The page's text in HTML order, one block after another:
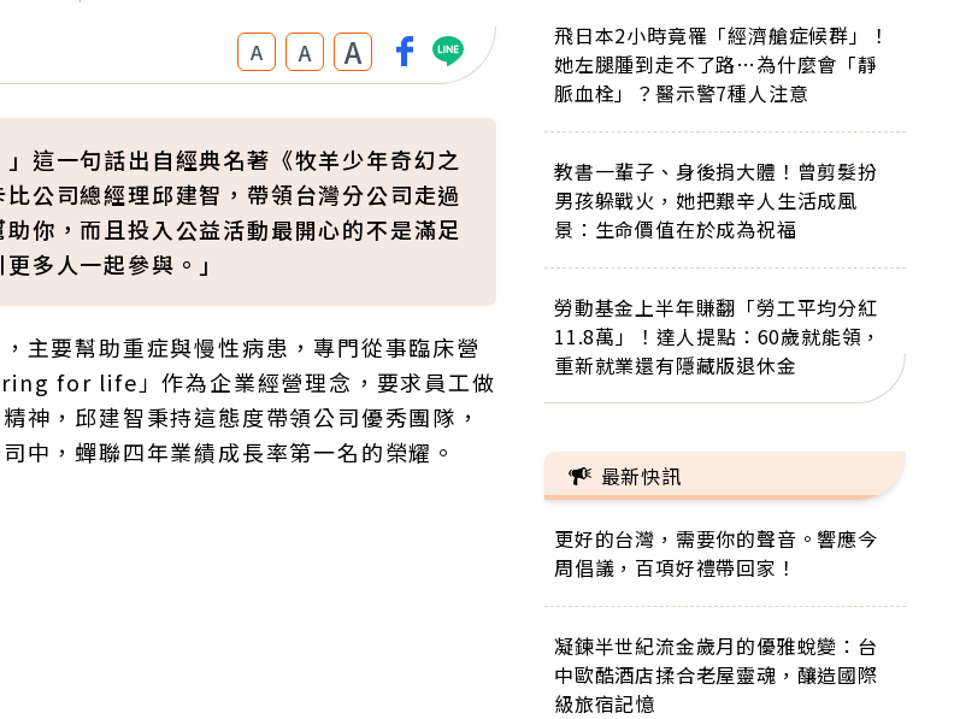
A A A
這一句話出自經典名著《牧羊少年奇幻之
公司總經理邱建智，帶領台灣分公司走過
你，而且投入公益活動最開心的不是滿足
多人一起參與。」
主要幫助重症與慢性病患，專門從事臨床營
for life」作為企業經營理念，要求員工做
神，邱建智秉持這態度帶領公司優秀團隊，
中，蟬聯四年業績成長率第一名的榮耀。
飛日本2小時竟罹「經濟艙症候群」！
她左腿腫到走不了路…為什麼會「靜
脈血栓」？醫示警7種人注意
教書一輩子、身後捐大體！曾剪髮扮
男孩躲戰火，她把艱辛人生活成風
景：生命價值在於成為祝福
勞動基金上半年賺翻「勞工平均分紅
11.8萬」！達人提點：60歲就能領，
重新就業還有隱藏版退休金
最新快訊
更好的台灣，需要你的聲音。響應今
周倡議，百項好禮帶回家！
凝鍊半世紀流金歲月的優雅蛻變：台
中歐酷酒店揉合老屋靈魂，釀造國際
級旅宿記憶